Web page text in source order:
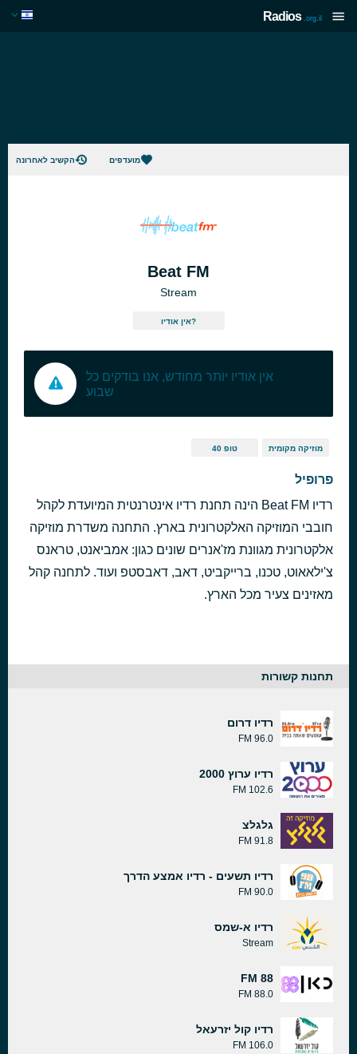
Radios .org.il
מועדפים הקשיב לאחרונה
Beat FM
Stream
אין אודיו?
אין אודיו יותר מחודש, אנו בודקים כל
שבוע
טופ 40 מוזיקה מקומית
פרופיל
רדיו Beat FM הינה תחנת רדיו אינטרנטית המיועדת לקהל
חובבי המוזיקה האלקטרונית בארץ. התחנה משדרת מוזיקה
אלקטרונית מגוונת מז'אנרים שונים כגון: אמביאנט, טראנס
צ'ילאאוט, טכנו, ברייקביט, דאב, דאבסטפ ועוד. לתחנה קהל
מאזינים צעיר מכל הארץ.
תחנות קשורות
רדיו דרום
96.0 FM
רדיו ערוץ 2000
102.6 FM
גלגלצ
91.8 FM
רדיו תשעים - רדיו אמצע הדרך
90.0 FM
רדיו א-שמס
Stream
88 FM
88.0 FM
רדיו קול יזרעאל
106.0 FM